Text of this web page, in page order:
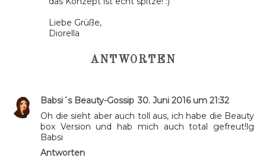
Liebe Grüße,
Diorella
ANTWORTEN
Babsi´s Beauty-Gossip 30. Juni 2016 um 21:32
Oh die sieht aber auch toll aus, ich habe die Beauty
box Version und hab mich auch total gefreut!lg
Babsi
Antworten